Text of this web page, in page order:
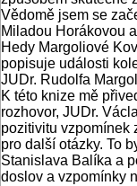
Vědomě jsem se
Miladou Horákovou
Hedy Margoliové
popisuje události
JUDr. Rudolfa
K této knize mě
rozhovor, JUDr.
pozitivitu vzpomínek
pro další otázky. To
Stanislava Balíka a
doslov a vzpomínky